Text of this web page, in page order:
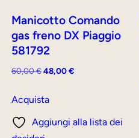
Manicotto Comando
gas freno DX Piaggio
581792
60,00€ Il
originale
60,00 €.
48,00€Il
48,00 €.
Acquista
Aggiungi alla lista dei